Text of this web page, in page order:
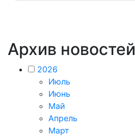
Архив новостей
2026
Июль
Июнь
Май
Апрель
Март